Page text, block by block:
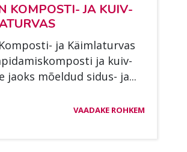
KOM­POS­TI- JA KUIV­
ja Käim­la­tur­vas
ja kuiv­
jaoks mõel­dud si­dus- ja...
VAADAKE ROHKEM